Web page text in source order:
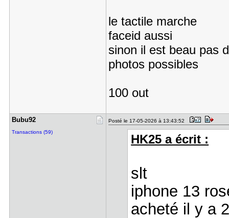
le tactile marche
faceid aussi
sinon il est beau pas
photos possibles
100 out
Bubu92
Transactions (59)
Posté le 17-05-2026 à 13:43:52
HK25 a écrit :
slt
iphone 13
acheté il y a